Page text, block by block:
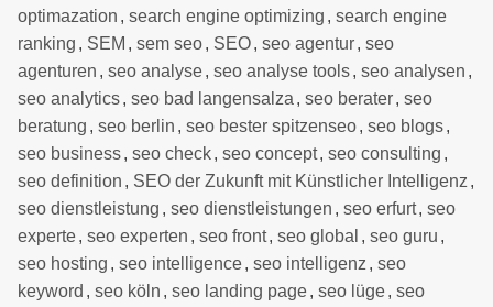
optimazation , search engine optimizing , search engine
ranking , SEM , sem seo, SEO, seo agentur, seo
agenturen , seo analyse, seo analyse tools, seo analysen ,
seo analytics, seo bad langensalza , seo berater, seo
beratung , seo berlin , seo bester spitzenseo, seo blogs,
seo business, seo check, seo concept, seo consulting ,
seo definition , SEO der Zukunft mit Künstlicher Intelligenz ,
seo dienstleistung , seo dienstleistungen , seo erfurt, seo
experte, seo experten , seo front, seo global , seo guru ,
seo hosting , seo intelligence, seo intelligenz , seo
keyword , seo köln , seo landing page, seo lüge, seo